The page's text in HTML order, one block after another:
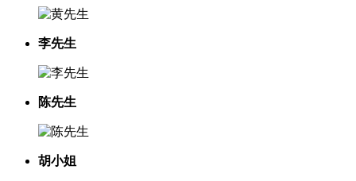
李先生
陈先生
胡小姐